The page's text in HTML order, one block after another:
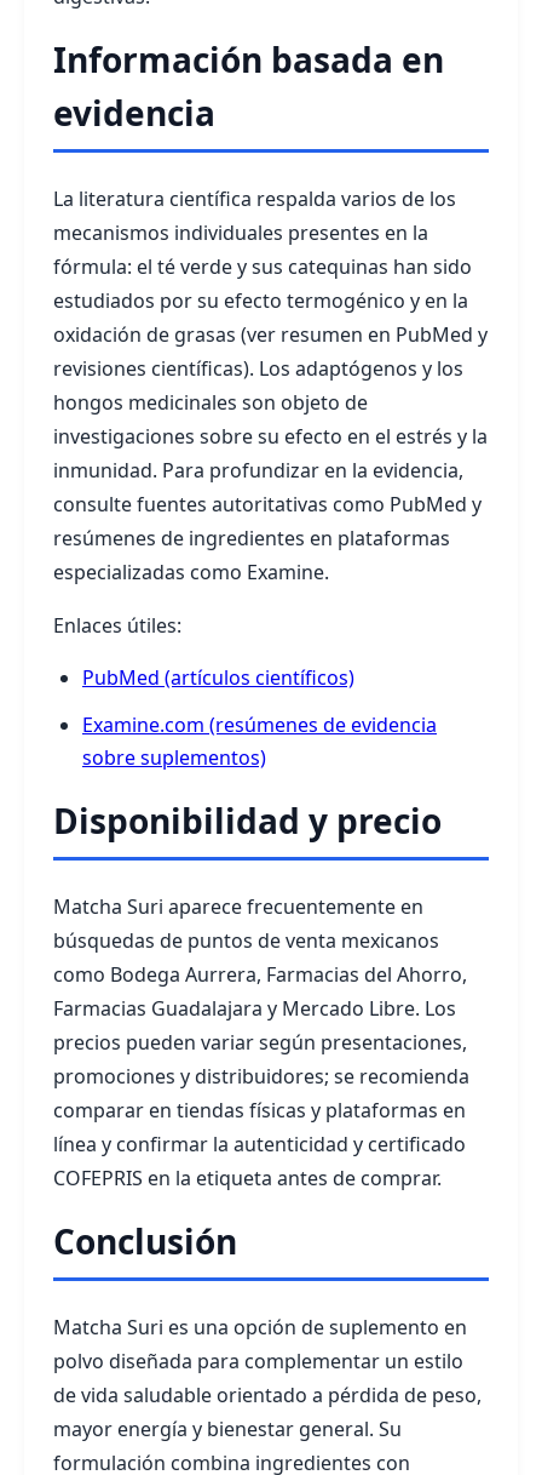
Información basada en
evidencia
La literatura científica respalda varios de los
mecanismos individuales presentes en la
fórmula: el té verde y sus catequinas han sido
estudiados por su efecto termogénico y en la
oxidación de grasas (ver resumen en PubMed y
revisiones científicas). Los adaptógenos y los
hongos medicinales son objeto de
investigaciones sobre su efecto en el estrés y la
inmunidad. Para profundizar en la evidencia,
consulte fuentes autoritativas como PubMed y
resúmenes de ingredientes en plataformas
especializadas como Examine.
Enlaces útiles:
PubMed (artículos científicos)
Examine.com (resúmenes de evidencia
sobre suplementos)
Disponibilidad y precio
Matcha Suri aparece frecuentemente en
búsquedas de puntos de venta mexicanos
como Bodega Aurrera, Farmacias del Ahorro,
Farmacias Guadalajara y Mercado Libre. Los
precios pueden variar según presentaciones,
promociones y distribuidores; se recomienda
comparar en tiendas físicas y plataformas en
línea y confirmar la autenticidad y certificado
COFEPRIS en la etiqueta antes de comprar.
Conclusión
Matcha Suri es una opción de suplemento en
polvo diseñada para complementar un estilo
de vida saludable orientado a pérdida de peso,
mayor energía y bienestar general. Su
formulación combina ingredientes con